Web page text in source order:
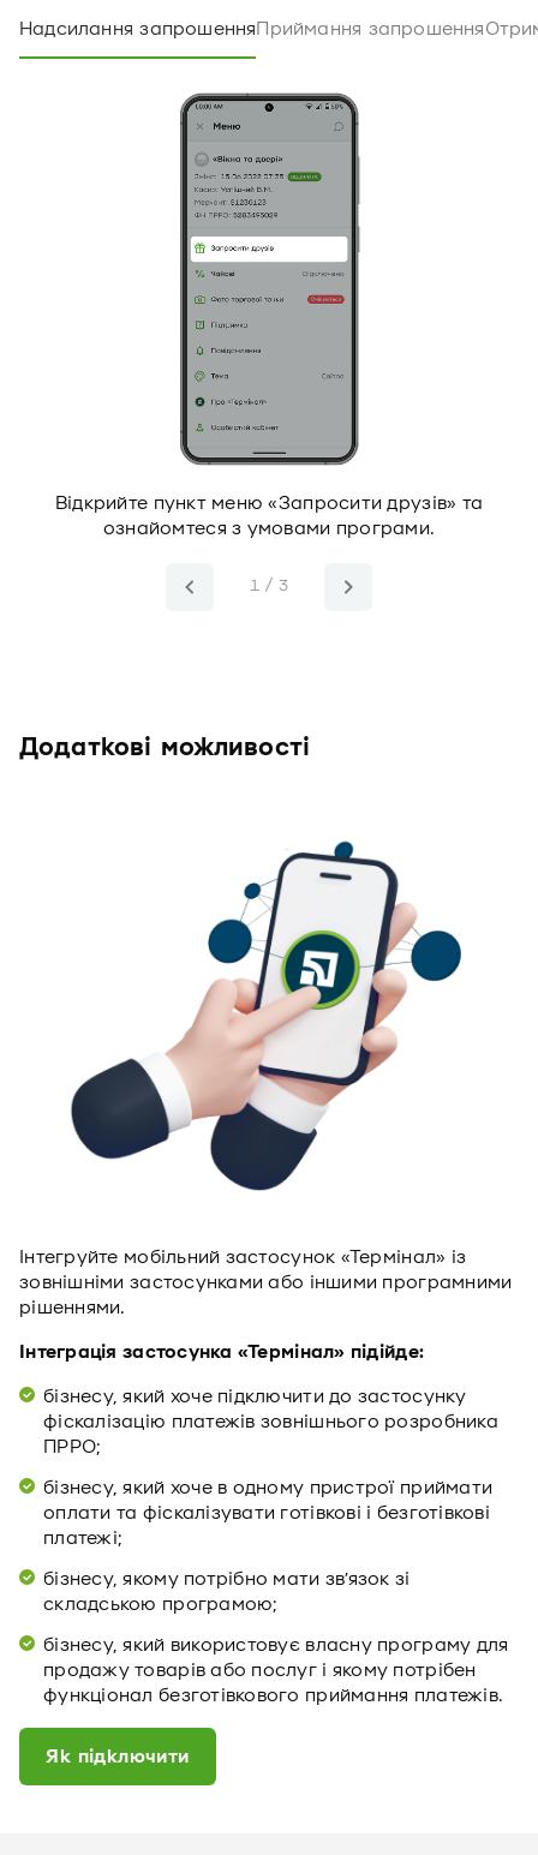
Надсилання запрошенняПриймання запрошення
Відкрийте пункт меню «Запросити друзів» та
ознайомтеся з умовами програми.
1 / 3
Додаткові можливості
Інтегруйте мобільний застосунок «Термінал» із
зовнішніми застосунками або іншими програмними
рішеннями.
Інтеграція застосунка «Термінал» підійде:
бізнесу, який хоче підключити до застосунку
фіскалізацію платежів зовнішнього розробника
ПРРО;
бізнесу, який хоче в одному пристрої приймати
оплати та фіскалізувати готівкові і безготівкові
платежі;
бізнесу, якому потрібно мати зв’язок зі
складською програмою;
бізнесу, який використовує власну програму для
продажу товарів або послуг і якому потрібен
функціонал безготівкового приймання платежів.
Як підключити